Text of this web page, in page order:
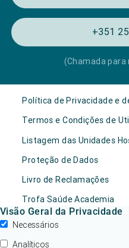
+351
(Chamada
Política de Privacidade e
Termos e Condições de
Listagem das Unidades
Proteção de Dados
Livro de Reclamações
Trofa Saúde Academia
Visão Geral da Privacidade
Necessários
Analíticos